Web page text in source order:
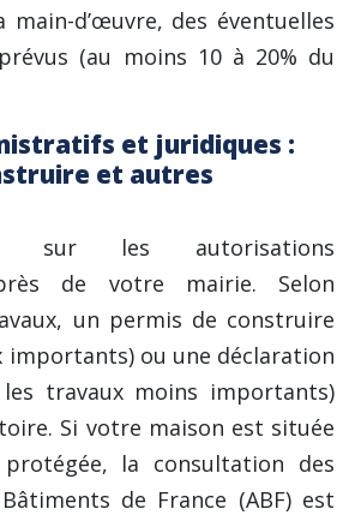
d’œuvre, des éventuelles
(au moins 10 à 20% du
et juridiques :
et autres
sur les autorisations
de votre mairie. Selon
un permis de construire
importants) ou une déclaration
travaux moins importants)
Si votre maison est située
la consultation des
de France (ABF) est